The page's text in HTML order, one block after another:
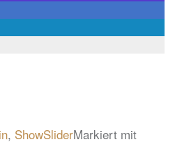
, ShowSliderMarkiert mit